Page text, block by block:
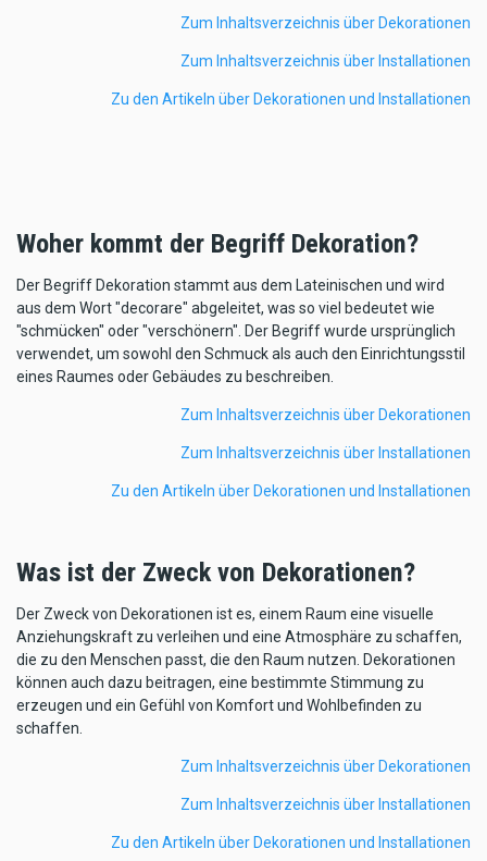
Zum Inhaltsverzeichnis über Dekorationen
Zum Inhaltsverzeichnis über Installationen
Zu den Artikeln über Dekorationen und Installationen
Woher kommt der Begriff Dekoration?
Der Begriff Dekoration stammt aus dem Lateinischen und wird
aus dem Wort "decorare" abgeleitet, was so viel bedeutet wie
"schmücken" oder "verschönern". Der Begriff wurde ursprünglich
verwendet, um sowohl den Schmuck als auch den Einrichtungsstil
eines Raumes oder Gebäudes zu beschreiben.
Zum Inhaltsverzeichnis über Dekorationen
Zum Inhaltsverzeichnis über Installationen
Zu den Artikeln über Dekorationen und Installationen
Was ist der Zweck von Dekorationen?
Der Zweck von Dekorationen ist es, einem Raum eine visuelle
Anziehungskraft zu verleihen und eine Atmosphäre zu schaffen,
die zu den Menschen passt, die den Raum nutzen. Dekorationen
können auch dazu beitragen, eine bestimmte Stimmung zu
erzeugen und ein Gefühl von Komfort und Wohlbefinden zu
schaffen.
Zum Inhaltsverzeichnis über Dekorationen
Zum Inhaltsverzeichnis über Installationen
Zu den Artikeln über Dekorationen und Installationen